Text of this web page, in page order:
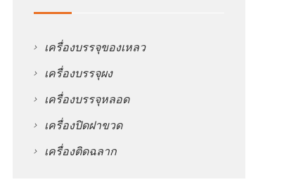
เครื่องบรรจุของเหลว
เครื่องบรรจุผง
เครื่องบรรจุหลอด
เครื่องปิดฝาขวด
เครื่องติดฉลาก